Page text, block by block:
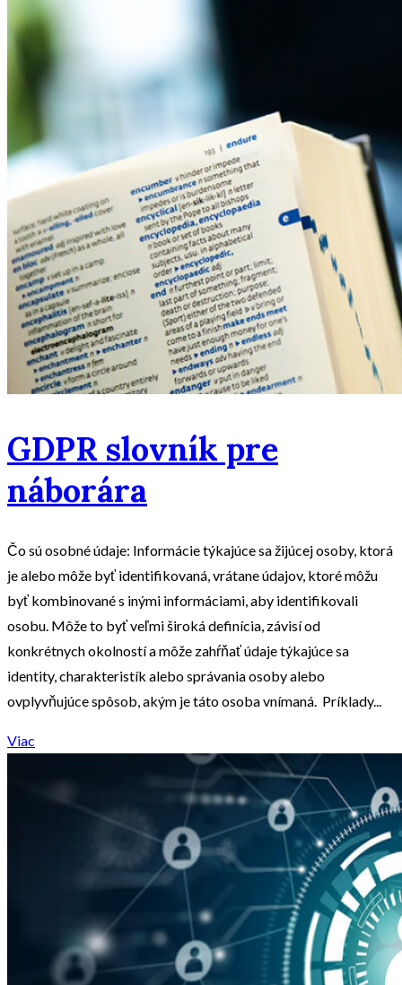
GDPR slovník pre
náborára
Čo sú osobné údaje: Informácie týkajúce sa žijúcej osoby, ktorá
je alebo môže byť identifikovaná, vrátane údajov, ktoré môžu
byť kombinované s inými informáciami, aby identifikovali
osobu. Môže to byť veľmi široká definícia, závisí od
konkrétnych okolností a môže zahŕňať údaje týkajúce sa
identity, charakteristík alebo správania osoby alebo
ovplyvňujúce spôsob, akým je táto osoba vnímaná. Príklady...
Viac